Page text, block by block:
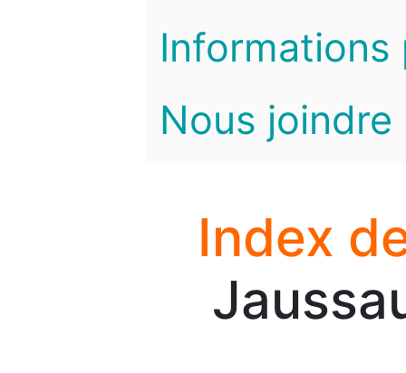
Informations
Nous joindre
Index